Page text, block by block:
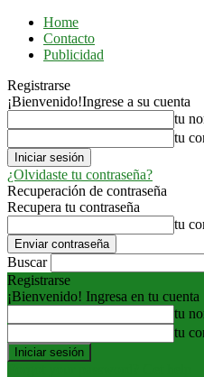
Home
Contacto
Publicidad
Registrarse
¡Bienvenido!Ingrese a su cuenta
tu
tu
¿Olvidaste tu contraseña?
Recuperación de contraseña
Recupera tu contraseña
tu
Buscar
Registrarse
¡Bienvenido! Ingresa en tu cuenta
tu
tu